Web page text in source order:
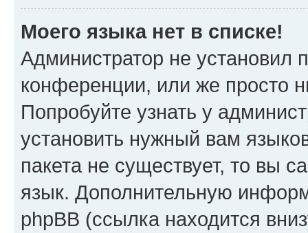
Моего языка нет в списке!
Администратор не установил
конференции, или же просто
Попробуйте узнать у
установить нужный вам
пакета не существует, то вы
язык. Дополнительную
phpBB (ссылка находится